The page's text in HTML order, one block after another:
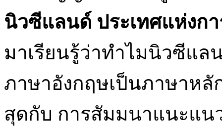
นิวซีแลนด์ ประเทศแห่งก
มาเรียนรู้ว่าทำไมนิวซีแล
ภาษาอังกฤษเป็นภาษาหลั
สุดกับ การสัมมนาแนะแน